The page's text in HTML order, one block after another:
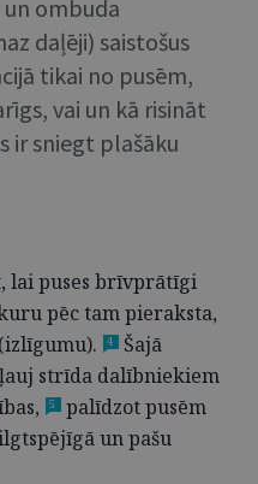
ombuda
daļēji) saistošus
tikai no pusēm,
vai un kā risināt
ir sniegt plašāku
lai puses brīvprātīgi
pēc tam pieraksta,
4
Šajā
strīda dalībniekiem
5
palīdzot pusēm
un pašu